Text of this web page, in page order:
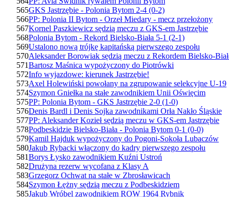
565GKS Jastrzębie - Polonia Bytom 2-4 (0-2)
566PP: Polonia II Bytom - Orzeł Miedary - mecz przełożony
567Kornel Paszkiewicz sędzią meczu z GKS-em Jastrzębie
568Polonia Bytom - Rekord Bielsko-Biała 5-1 (2-1)
569Ustalono nową trójkę kapitańską pierwszego zespołu
570Aleksander Borowiak sędzią meczu z Rekordem Bielsko-
571Bartosz Maśnica wypożyczony do Piotrówki
572Info wyjazdowe: kierunek Jastrzębie!
573Axel Holewiński powołany na zgrupowanie selekcyjne U-19
574Szymon Gniełka na stałe zawodnikiem Unii Oświęcim
575PP: Polonia Bytom - GKS Jastrzębie 2-0 (1-0)
576Denis Bardl i Denis Sojka zawodnikami Orła Nakło Śląskie
577PP: Aleksander Kozieł sędzią meczu w GKS-em Jastrzębie
578Podbeskidzie Bielsko-Biała - Polonia Bytom 0-1 (0-0)
579Kamil Hajduk wypożyczony do Pogoni-Sokoła Lubaczów
580Jakub Rybacki włączony do kadry pierwszego zespołu
581Borys Łysko zawodnikiem Kuźni Ustroń
582Drużyna rezerw wycofana z Klasy A
583Grzegorz Ochwat na stałe w Zbrosławicach
584Szymon Łężny sędzią meczu z Podbeskidziem
585Jakub Wróbel zawodnikiem ROW 1964 Rybnik